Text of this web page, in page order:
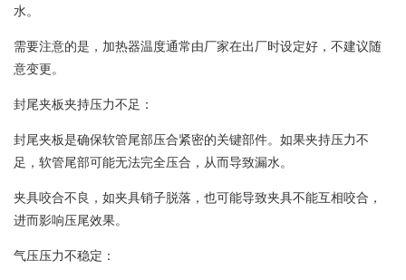
水。
需要注意的是，加热器温度通常由厂家在出厂时设定好，不建议随
意变更。
封尾夹板夹持压力不足：
封尾夹板是确保软管尾部压合紧密的关键部件。如果夹持压力不
足，软管尾部可能无法完全压合，从而导致漏水。
夹具咬合不良，如夹具销子脱落，也可能导致夹具不能互相咬合，
进而影响压尾效果。
气压压力不稳定：